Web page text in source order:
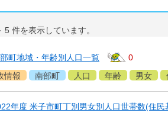
5 件を表示しています。
町地域・年齢別人口一覧
0
情報 南部町 人口 年齢 男女
年度 米子市町丁別男女別人口世帯数(住民